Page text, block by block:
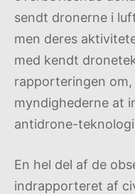
sendt dronerne i
men deres
med kendt
rapporteringen
myndighederne at
antidrone-
En hel del af de
indrapporteret af